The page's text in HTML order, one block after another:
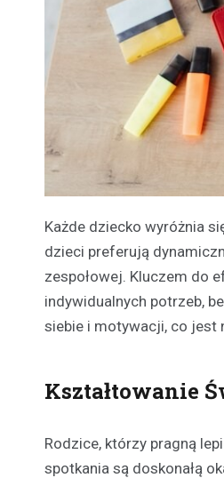
Każde dziecko wyróżnia
dzieci preferują
zespołowej. Kluczem do
indywidualnych potrzeb,
siebie i motywacji, co jest
Kształtowanie
Rodzice, którzy pragną
spotkania są doskonałą